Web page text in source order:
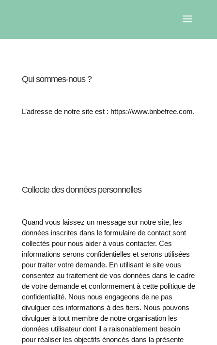
Qui sommes-nous ?
L’adresse de notre site est : https://www.bnbefree.com.
Collecte des données personnelles
Quand vous laissez un message sur notre site, les
données inscrites dans le formulaire de contact sont
collectés pour nous aider à vous contacter. Ces
informations serons confidentielles et serons utilisées
pour traiter votre demande. En utilisant le site vous
consentez au traitement de vos données dans le cadre
de votre demande et conformement à cette politique de
confidentialité. Nous nous engageons de ne pas
divulguer ces informations à des tiers. Nous pouvons
divulguer à tout membre de notre organisation les
données utilisateur dont il a raisonablement besoin
pour réaliser les objectifs énoncés dans la présente